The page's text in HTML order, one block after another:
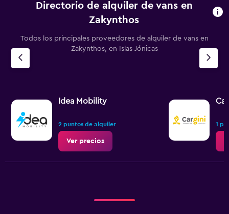
Directorio de alquiler de vans en
Zakynthos
Todos los principales proveedores de alquiler de vans en
Zakynthos, en Islas Jónicas
Idea Mobility
2 puntos de alquiler
Ver precios
1